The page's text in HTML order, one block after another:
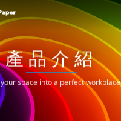
產品介紹
space into a perfect workplace